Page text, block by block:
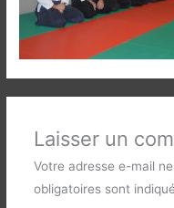
Laisser un
Votre adresse e-mail
obligatoires sont